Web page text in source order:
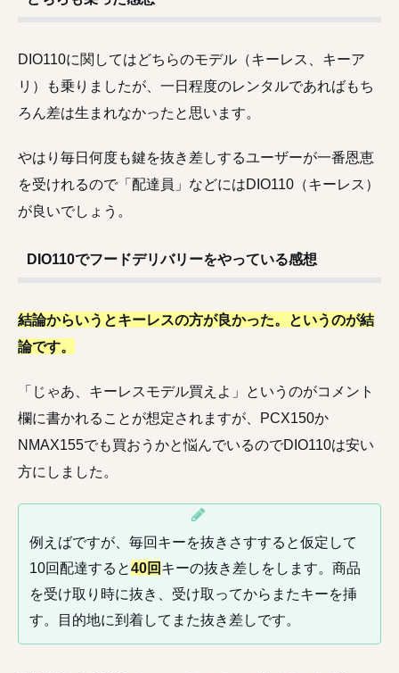
DIO110に関してはどちらのモデル（キーレス、キーア
リ）も乗りましたが、一日程度のレンタルであればもち
ろん差は生まれなかったと思います。
やはり毎日何度も鍵を抜き差しするユーザーが一番恩恵
を受けれるので「配達員」などにはDIO110（キーレス）
が良いでしょう。
DIO110でフードデリバリーをやっている感想
結論からいうとキーレスの方が良かった。というのが結
論です。
「じゃあ、キーレスモデル買えよ」というのがコメント
欄に書かれることが想定されますが、PCX150か
NMAX155でも買おうかと悩んでいるのでDIO110は安い
方にしました。
例えばですが、毎回キーを抜きさすすると仮定して
10回配達すると40回 キーの抜き差しをします。商品
を受け取り時に抜き、受け取ってからまたキーを挿
す。目的地に到着してまた抜き差しです。